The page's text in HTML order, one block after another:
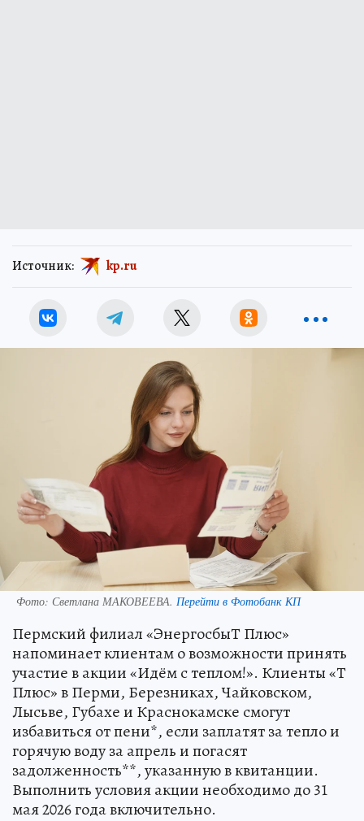
Источник: kp.ru
Фото: Светлана МАКОВЕЕВА. Перейти в Фотобанк КП
Пермский филиал «ЭнергосбыТ Плюс»
напоминает клиентам о возможности принять
участие в акции «Идём с теплом!». Клиенты «Т
Плюс» в Перми, Березниках, Чайковском,
Лысьве, Губахе и Краснокамске смогут
избавиться от пени*, если заплатят за тепло и
горячую воду за апрель и погасят
задолженность**, указанную в квитанции.
Выполнить условия акции необходимо до 31
мая 2026 года включительно.